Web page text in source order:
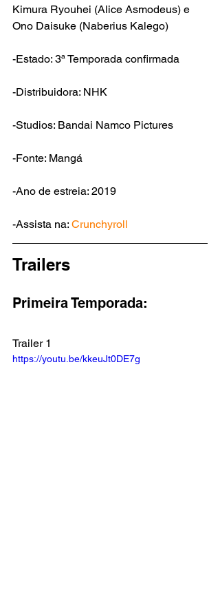
Kimura Ryouhei (Alice Asmodeus) e
Ono Daisuke (Naberius Kalego)
-Estado: 3ª Temporada confirmada
-Distribuidora: NHK
-Studios: Bandai Namco Pictures
-Fonte: Mangá
-Ano de estreia: 2019
-Assista na: Crunchyroll
Trailers
Primeira Temporada:
Trailer 1
https://youtu.be/kkeuJt0DE7g